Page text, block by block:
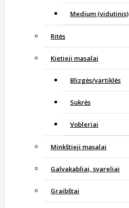
Medium (vidutinis)
Ritės
Kietieji masalai
Blizgės/vartiklės
Sukrės
Vobleriai
Minkštieji masalai
Galvakabliai, svareliai
Graibštai